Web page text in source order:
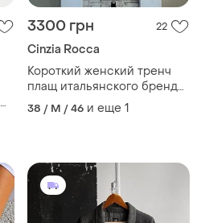
3300 грн 22
Cinzia Rocca
Короткий женский тренч
плащ итальянского бренда
cinzia rocca
38 / M / 46 и еще 1